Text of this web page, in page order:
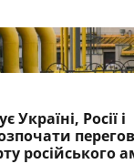
Росії і
російського